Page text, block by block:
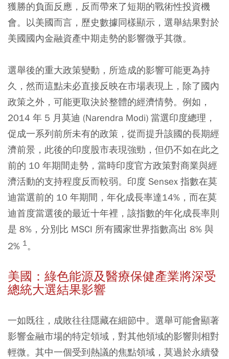
獲勝的負面反應，反而帶來了短期的戰術性投資機
會。以美國而言，歷史數據同樣顯示，選舉結果對於
美國國內金融資產中期走勢的影響微乎其微。
選舉後的重大政策變動，所造成的影響可能更為持
久，然而這點未必直接反映在市場表現上，除了國內
政策之外，可能更取決於整體的經濟情勢。例如，
2014 年 5 月莫迪 (Narendra Modi) 當選印度總理，
促成一系列前所未有的政策，從而提升該國的長期經
濟前景，此後的印度股市表現強勁，但仍不如在此之
前的 10 年期間走勢，當時印度官方政策對商業與經
濟活動的支持程度反而較弱。印度 Sensex 指數在莫
迪當選前的 10 年期間，年化成長率達14%，而在莫
迪首度當選後的最近十年裡，該指數的年化成長率則
是 8%，分別比 MSCI 所有國家世界指數高出 8% 與
2% 1。
美國：綠色能源及醫療保健產業將深受
總統大選結果影響
一如既往，成敗往往隱藏在細節中。選舉可能會顯著
影響金融市場的特定領域，對其他領域的影響則相對
輕微。其中一個受到熱議的焦點領域，莫過於永續發